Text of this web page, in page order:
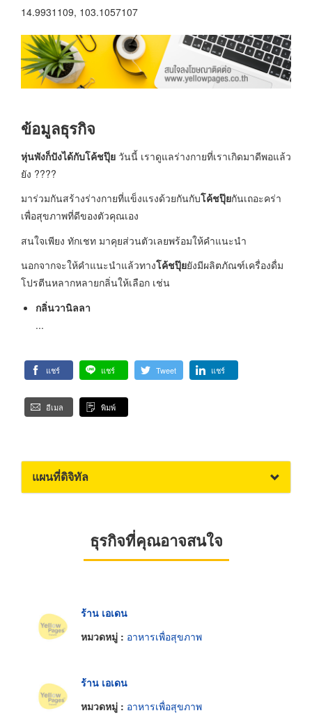
14.9931109, 103.1057107
ข้อมูลธุรกิจ
หุ่นพังก็ปังได้กับโค้ชปุ๊ย วันนี้ เราดูแลร่างกายที่เราเกิดมาดีพอแล้ว
ยัง ????
มาร่วมกันสร้างร่างกายที่แข็งแรงด้วยกันกับโค้ชปุ๊ยกันเถอะคร่า
เพื่อสุขภาพที่ดีของตัวคุณเอง
สนใจเพียง ทักเชท มาคุยส่วนตัวเลยพร้อมให้คำแนะนำ
นอกจากจะให้คำแนะนำแล้วทางโค้ชปุ๊ยยังมีผลิตภัณฑ์เครื่องดื่ม
โปรตีนหลากหลายกลิ่นให้เลือก เช่น
กลิ่นวานิลลา
...
แชร์ แชร์ Tweet แชร์
อีเมล พิมพ์
แผนที่ดิจิทัล
ธุรกิจที่คุณอาจสนใจ
ร้าน เอเดน
หมวดหมู่ : อาหารเพื่อสุขภาพ
ร้าน เอเดน
หมวดหมู่ : อาหารเพื่อสุขภาพ